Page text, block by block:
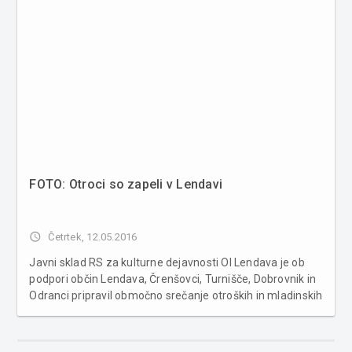
FOTO: Otroci so zapeli v Lendavi
access_time Četrtek, 12.05.2016
Javni sklad RS za kulturne dejavnosti OI Lendava je ob
podpori občin Lendava, Črenšovci, Turnišče, Dobrovnik in
Odranci pripravil območno srečanje otroških in mladinskih